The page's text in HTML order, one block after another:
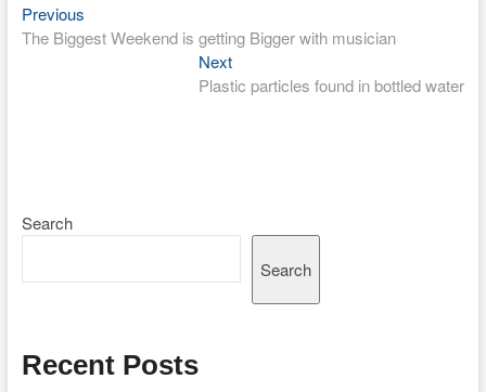
Post
navigation
PreviousPrevious
post:
The Biggest Weekend is getting Bigger with musician
NextNext
post:
Plastic particles found in bottled water
Search
Search
Recent Posts